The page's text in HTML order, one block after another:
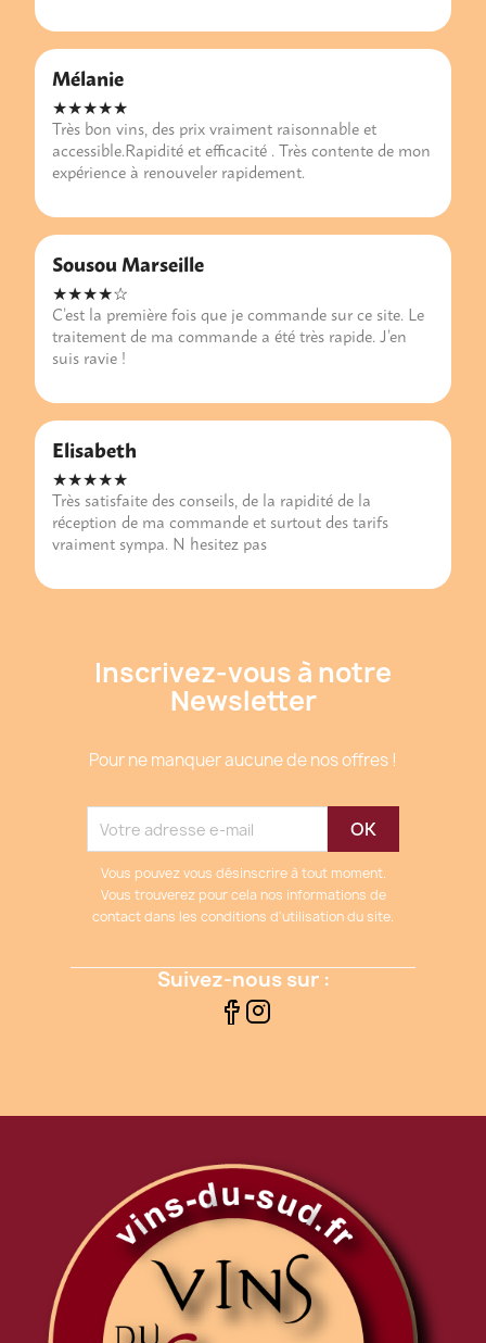
Mélanie
★★★★★
Très bon vins, des prix vraiment raisonnable et
accessible.Rapidité et efficacité . Très contente de mon
expérience à renouveler rapidement.
Sousou Marseille
★★★★☆
C’est la première fois que je commande sur ce site. Le
traitement de ma commande a été très rapide. J’en
suis ravie !
Elisabeth
★★★★★
Très satisfaite des conseils, de la rapidité de la
réception de ma commande et surtout des tarifs
vraiment sympa. N hesitez pas
Inscrivez-vous à notre
Newsletter
Pour ne manquer aucune de nos offres !
Vous pouvez vous désinscrire à tout moment.
Vous trouverez pour cela nos informations de
contact dans les conditions d'utilisation du site.
Suivez-nous sur :